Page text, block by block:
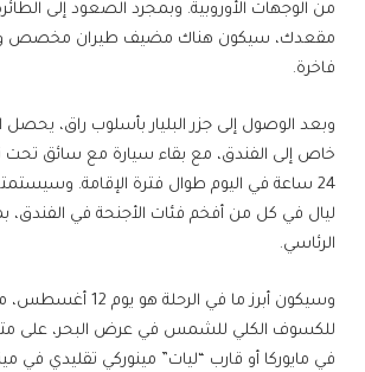
من الوجهات الأوروبية. وبمجرد الصعود إلى
مقعدك، سيكون هناك مضيف طيران مخصص
فاخرة.
وبعد الوصول إلى جزر البليار بأسلوب راق،
خاص إلى الفندق، مع بقاء سيارة مع سائق تحت
24 ساعة في اليوم طوال فترة الإقامة.
ليال في كل من أفخم فئات الأجنحة في الفندق،
الرئاسي.
وسيكون أبرز ما في
للكسوف الكلي للشمس في عرض البحر، على
في مايوركا أو قارب “ليات” مينوركي تقليدي في